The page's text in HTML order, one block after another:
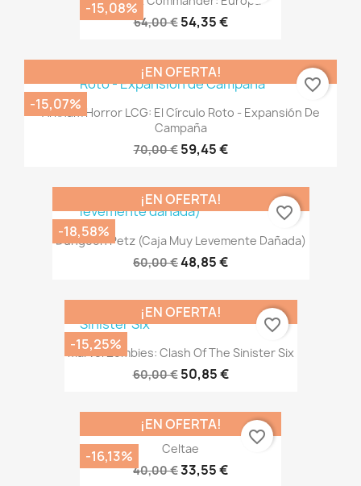
64,00 € 54,35 €
-15,08%
Arkham Horror LCG: El Círculo Roto - Expansión De
Campaña
70,00 € 59,45 €
¡EN OFERTA!
-15,07%
favorite_border
Dungeon Petz (caja Muy Levemente Dañada)
60,00 €48,85 €
¡EN OFERTA!
-18,58%
favorite_border
Marvel Zombies: Clash Of The Sinister Six
60,00 € 50,85 €
¡EN OFERTA!
-15,25%
favorite_border
Celtae
40,00 €33,55 €
¡EN OFERTA!
-16,13%
favorite_border